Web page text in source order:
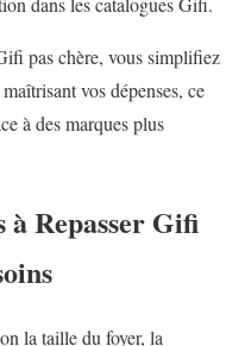
pas chère, vous simplifiez
vos dépenses, ce
à des marques plus
à Repasser Gifi
la taille du foyer, la